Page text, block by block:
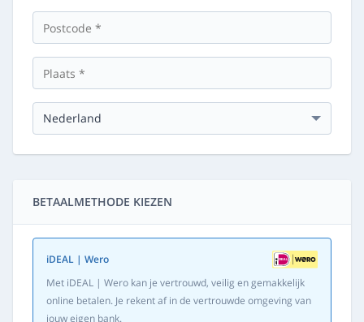
BETAALMETHODE KIEZEN
iDEAL | Wero
Met iDEAL | Wero kan je vertrouwd, veilig en gemakkelijk
online betalen. Je rekent af in de vertrouwde omgeving van
jouw eigen bank.